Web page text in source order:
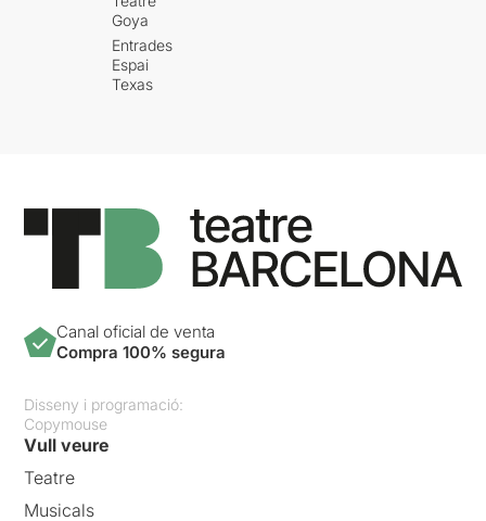
Goya
Entrades
Espai
Texas
Canal oficial de venta
Compra 100% segura
Disseny i programació:
Copymouse
Vull veure
Teatre
Musicals